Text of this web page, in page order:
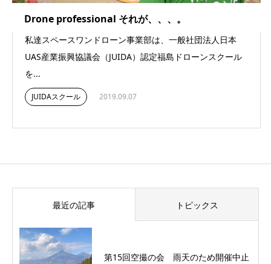
Drone professional それが、、、。
私達スペースワンドローン事業部は、一般社団法人日本
UAS産業振興協議会（JUIDA）認定福島ドローンスクール
を...
JUIDAスクール 2019.09.07
最近の記事 トピックス
第15回空撮の会 雨天のため開催中止